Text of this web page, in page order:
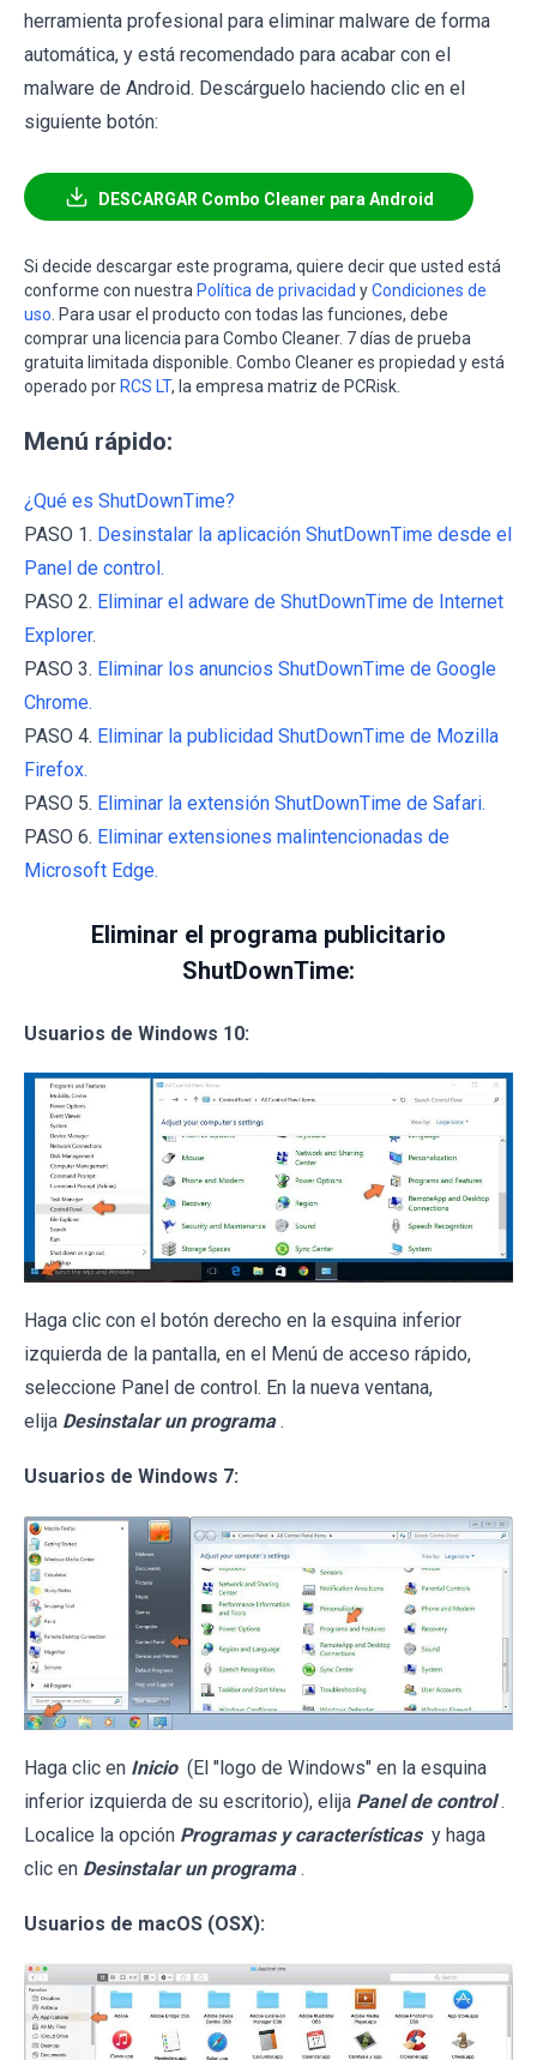
herramienta profesional para eliminar malware de forma
automática, y está recomendado para acabar con el
malware de Android. Descárguelo haciendo clic en el
siguiente botón:
DESCARGAR Combo Cleaner para Android
Si decide descargar este programa, quiere decir que usted está
conforme con nuestra Política de privacidad yCondiciones de
uso . Para usar el producto con todas las funciones, debe
comprar una licencia para Combo Cleaner. 7 días de prueba
gratuita limitada disponible. Combo Cleaner es propiedad y está
operado por RCS LT, la empresa matriz de PCRisk.
Menú rápido:
¿Qué es ShutDownTime?
PASO 1. Desinstalar la aplicación ShutDownTime desde el
Panel de control.
PASO 2. Eliminar el adware de ShutDownTime de Internet
Explorer.
PASO 3. Eliminar los anuncios ShutDownTime de Google
Chrome.
PASO 4. Eliminar la publicidad ShutDownTime de Mozilla
Firefox.
PASO 5. Eliminar la extensión ShutDownTime de Safari.
PASO 6. Eliminar extensiones malintencionadas de
Microsoft Edge.
Eliminar el programa publicitario
ShutDownTime:
Usuarios de Windows 10:
Haga clic con el botón derecho en la esquina inferior
izquierda de la pantalla, en el Menú de acceso rápido,
seleccione Panel de control. En la nueva ventana,
elija Desinstalar un programa .
Usuarios de Windows 7:
Haga clic en Inicio (El "logo de Windows" en la esquina
inferior izquierda de su escritorio), elija Panel de control .
Localice la opción Programas y características y haga
clic en Desinstalar un programa .
Usuarios de macOS (OSX):